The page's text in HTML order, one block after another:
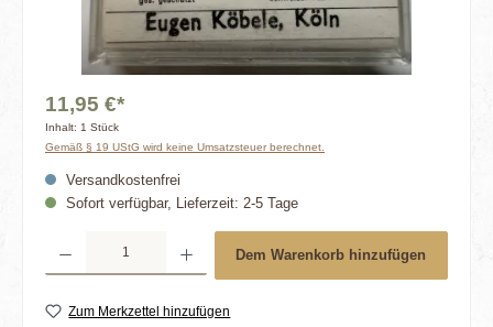
11,95 €*
Inhalt: 1 Stück
Gemäß § 19 UStG wird keine Umsatzsteuer berechnet.
Versandkostenfrei
Sofort verfügbar, Lieferzeit: 2-5 Tage
Dem Warenkorb hinzufügen
Zum Merkzettel hinzufügen